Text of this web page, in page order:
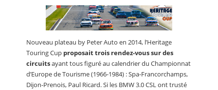
Nouveau plateau by Peter Auto en 2014, l’Heritage
Touring Cup proposait trois rendez-vous sur des
circuitsayant tous figuré au calendrier du Championnat
d’Europe de Tourisme (1966-1984) : Spa-Francorchamps,
Dijon-Prenois, Paul Ricard. Si les BMW 3.0 CSL ont trusté